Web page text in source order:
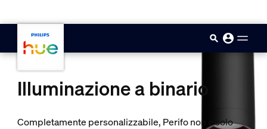
Illuminazione a binario
Completamente personalizzabile, Perifo non è solo